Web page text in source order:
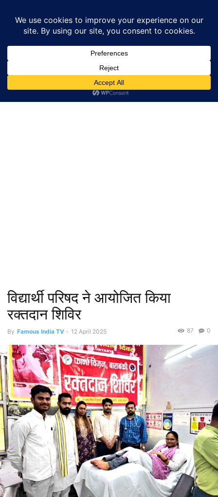
विद्यार्थी परिषद ने आयोजित किया
रक्तदान शिविर
By Famous India TV - 12 April 2025 0
87